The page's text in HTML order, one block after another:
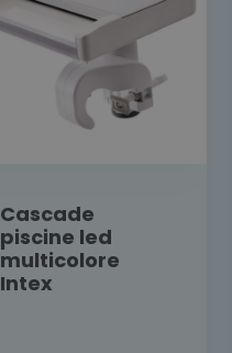
Cascade
piscine led
multicolore
Intex